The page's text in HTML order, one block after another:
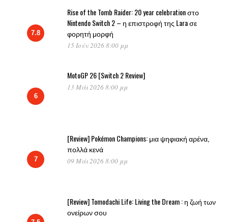
7.8
Rise of the Tomb Raider: 20 year celebration στο
Nintendo Switch 2 – η επιστροφή της Lara σε
φορητή μορφή
15 Ιούν 2026 8:00 μμ
6
MotoGP 26 [Switch 2 Review]
13 Μάι 2026 8:00 μμ
7
[Review] Pokémon Champions: μια ψηφιακή αρένα,
πολλά κενά
09 Μάι 2026 8:00 μμ
[Review] Tomodachi Life: Living the Dream : η ζωή των
ονείρων σου